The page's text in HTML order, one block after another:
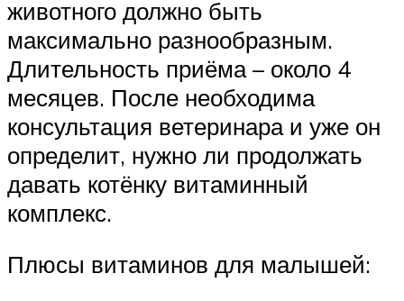
животного должно быть
максимально разнообразным.
Длительность приёма – около 4
месяцев. После необходима
консультация ветеринара и уже он
определит, нужно ли продолжать
давать котёнку витаминный
комплекс.
Плюсы витаминов для малышей: